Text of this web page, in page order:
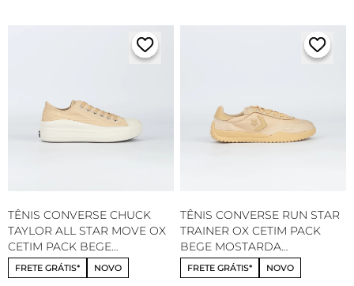
TÊNIS CONVERSE CHUCK
TAYLOR ALL STAR MOVE OX
CETIM PACK BEGE
MOSTARDA AMENDOA
CT35250002
FRETE GRÁTIS* NOVO
TÊNIS CONVERSE RUN STAR
TRAINER OX CETIM PACK
BEGE MOSTARDA
CO07050001
FRETE GRÁTIS* NOVO